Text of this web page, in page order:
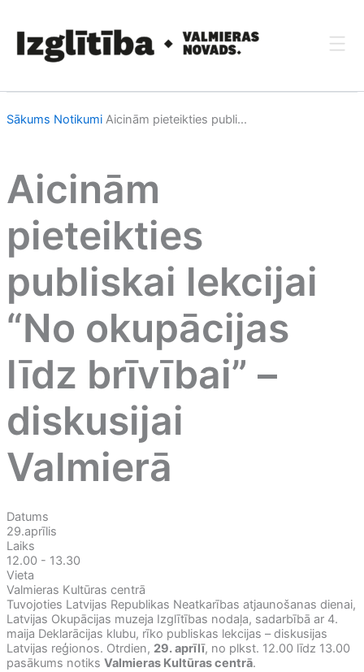
content
Sākums Notikumi Aicinām pieteikties publi...
Aicinām
pieteikties
publiskai lekcijai
“No okupācijas
līdz brīvībai” –
diskusijai
Valmierā
Datums
29.aprīlis
Laiks
12.00 - 13.30
Vieta
Valmieras Kultūras centrā
Tuvojoties Latvijas Republikas Neatkarības atjaunošanas dienai,
Latvijas Okupācijas muzeja Izglītības nodaļa, sadarbībā ar 4.
maija Deklarācijas klubu, rīko publiskas lekcijas – diskusijas
Latvijas reģionos. Otrdien, 29. aprīlī, no plkst. 12.00 līdz 13.00
pasākums notiks Valmieras Kultūras centrā.